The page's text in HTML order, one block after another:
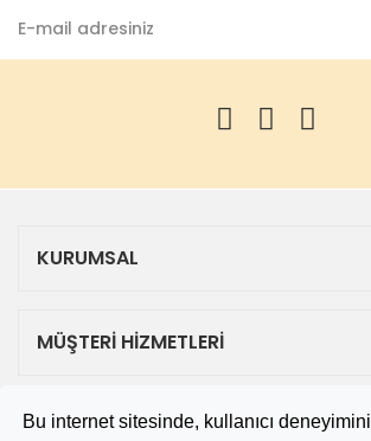
Bu internet sitesinde, kullanıcı deneyimini
KURUMSAL
MÜŞTERİ HİZMETLERİ
ALIŞVERİŞ